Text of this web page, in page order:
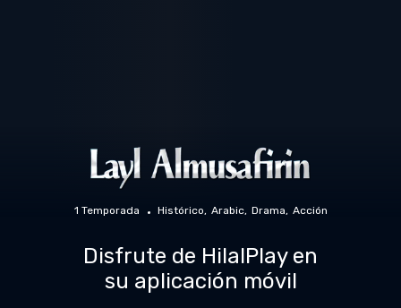
1 Temporada Histórico Arabic Drama Acción
Disfrute de HilalPlay en
su aplicación móvil